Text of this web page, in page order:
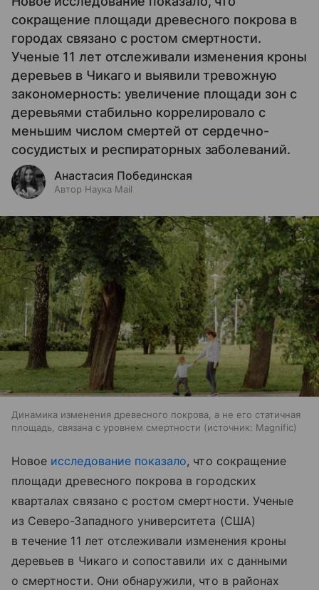
сокращение площади древесного покрова в
городах связано с ростом смертности.
Ученые 11 лет отслеживали изменения кроны
деревьев в Чикаго и выявили тревожную
закономерность: увеличение площади зон с
деревьями стабильно коррелировало с
меньшим числом смертей от сердечно-
сосудистых и респираторных заболеваний.
Анастасия Побединская
Автор Наука Mail
Динамика изменения древесного покрова, а не его статичная
площадь, связана с уровнем смертности
источник: Magnific
Новое исследование показало, что сокращение
площади древесного покрова в городских
кварталах связано с ростом смертности. Ученые
из Северо-Западного университета (США)
в течение 11 лет отслеживали изменения кроны
деревьев в Чикаго и сопоставили их с данными
о смертности. Они обнаружили, что в районах